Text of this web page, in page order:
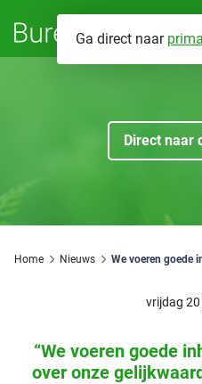
Ga direct naar
Installatiegeluid
Over BCRG
Wat we doen
Zoeken
Direct naar
Home Nieuws
vrijdag
“We voeren goede
over onze